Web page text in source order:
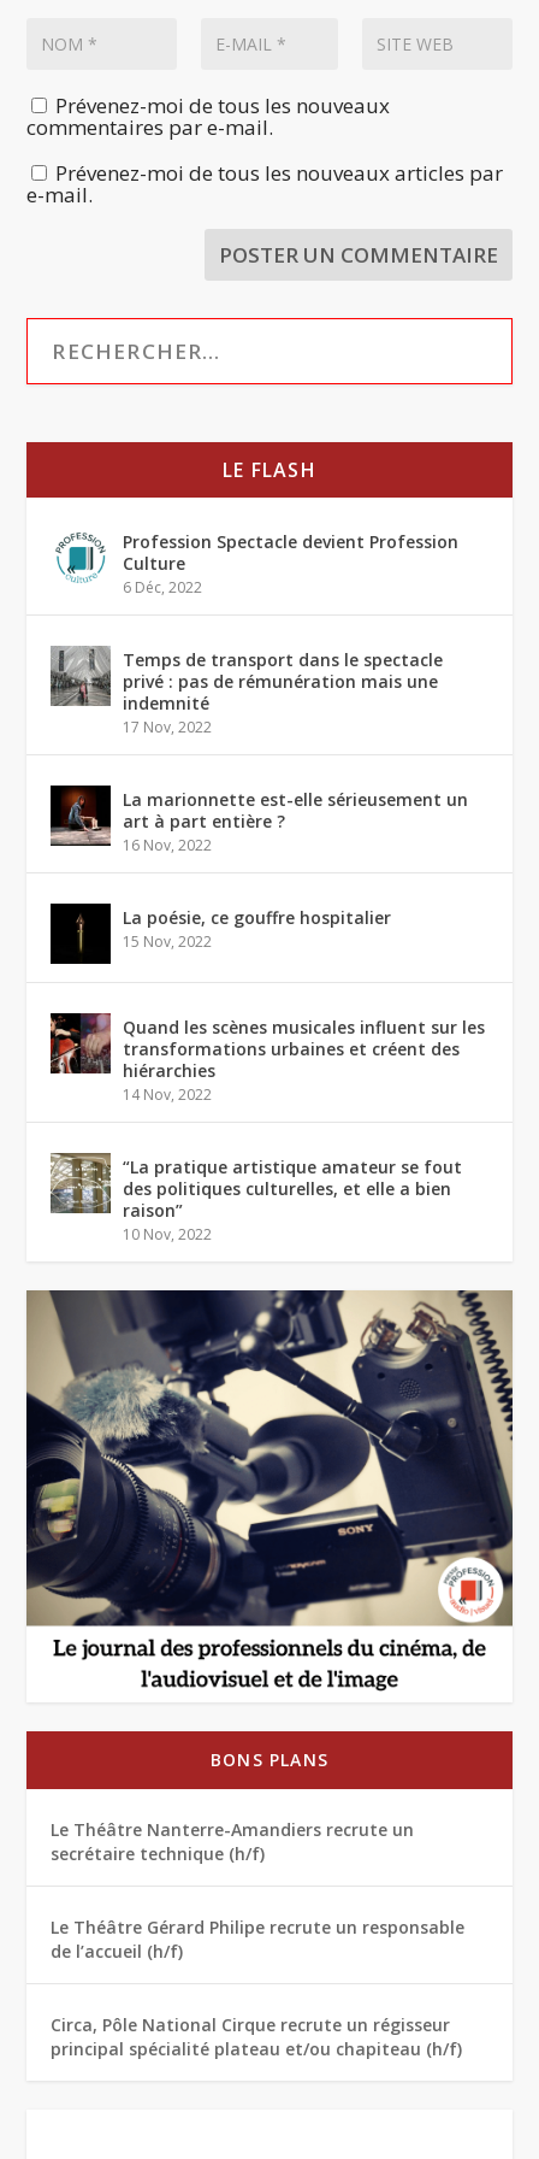
Prévenez-moi de tous les nouveaux
commentaires par e-mail.
Prévenez-moi de tous les nouveaux articles par
e-mail.
LE FLASH
Profession Spectacle devient Profession
Culture
6 Déc, 2022
Temps de transport dans le spectacle
privé : pas de rémunération mais une
indemnité
17 Nov, 2022
La marionnette est-elle sérieusement un
art à part entière ?
16 Nov, 2022
La poésie, ce gouffre hospitalier
15 Nov, 2022
Quand les scènes musicales influent sur les
transformations urbaines et créent des
hiérarchies
14 Nov, 2022
“La pratique artistique amateur se fout
des politiques culturelles, et elle a bien
raison”
10 Nov, 2022
BONS PLANS
Le Théâtre Nanterre-Amandiers recrute un
secrétaire technique (h/f)
Le Théâtre Gérard Philipe recrute un responsable
de l’accueil (h/f)
Circa, Pôle National Cirque recrute un régisseur
principal spécialité plateau et/ou chapiteau (h/f)